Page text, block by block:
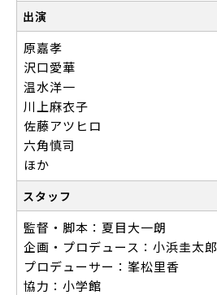
出演
原嘉孝
沢口愛華
温水洋一
川上麻衣子
佐藤アツヒロ
六角慎司
ほか
スタッフ
監督・脚本：夏目大一朗
企画・プロデュース：小浜圭太郎
プロデューサー：峯松里香
協力：小学館